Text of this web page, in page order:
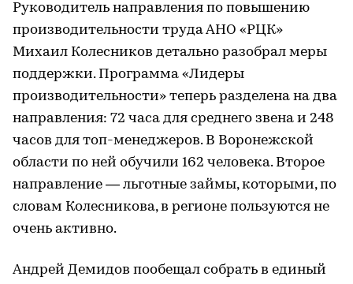
Руководитель направления по повышению
производительности труда АНО «РЦК»
Михаил Колесников детально разобрал меры
поддержки. Программа «Лидеры
производительности» теперь разделена на два
направления: 72 часа для среднего звена и 248
часов для топ-менеджеров. В Воронежской
области по ней обучили 162 человека. Второе
направление — льготные займы, которыми, по
словам Колесникова, в регионе пользуются не
очень активно.
Андрей Демидов пообещал собрать в единый